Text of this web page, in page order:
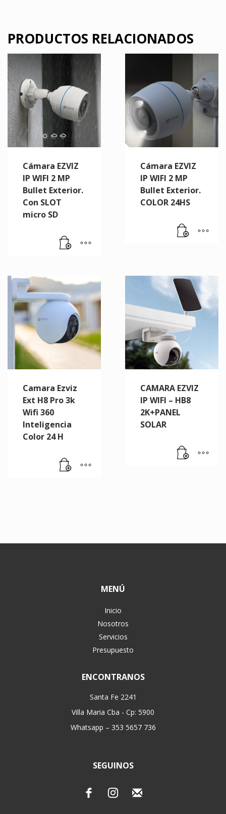
PRODUCTOS RELACIONADOS
Cámara EZVIZ
IP WIFI 2 MP
Bullet Exterior.
Con SLOT
micro SD
Cámara EZVIZ
IP WIFI 2 MP
Bullet Exterior.
COLOR 24HS
Camara Ezviz
Ext H8 Pro 3k
Wifi 360
Inteligencia
Color 24 H
CAMARA EZVIZ
IP WIFI – HB8
2K+PANEL
SOLAR
MENÚ
Inicio
Nosotros
Servicios
Presupuesto
ENCONTRANOS
Santa Fe 2241
Villa Maria Cba - Cp: 5900
Whatsapp – 353 5657 736
SEGUINOS